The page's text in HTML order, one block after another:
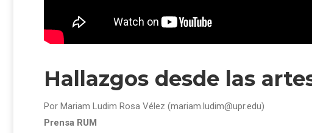
Hallazgos desde las
Por Mariam Ludim Rosa Vélez (mariam.ludim@upr.edu)
Prensa RUM